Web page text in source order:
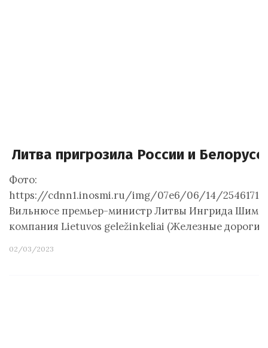
Литва пригрозила России и
Фото:
https://cdnn1.inosmi.ru/img/07e6/06/14/
Вильнюсе премьер-министр Литвы Ингрида
компания Lietuvos geležinkeliai (Железные дороги
02/03/2023